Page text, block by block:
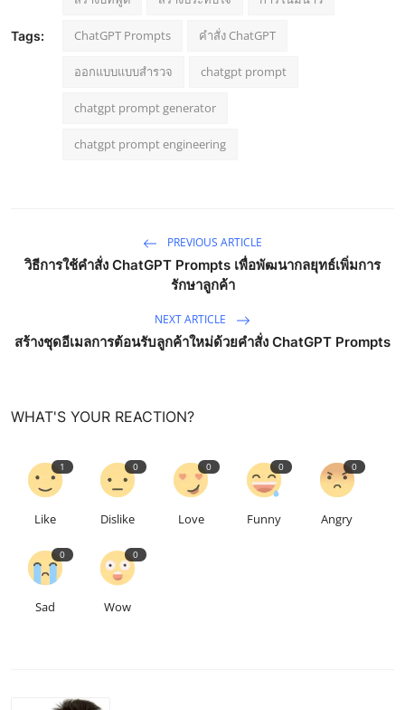
Tags: ChatGPT Prompts คำสั่ง ChatGPT
ออกแบบแบบสำรวจ chatgpt prompt
chatgpt prompt generator
chatgpt prompt engineering
PREVIOUS ARTICLE
วิธีการใช้คำสั่ง ChatGPT Prompts เพื่อพัฒนากลยุทธ์เพิ่มการ
รักษาลูกค้า
NEXT ARTICLE
สร้างชุดอีเมลการต้อนรับลูกค้าใหม่ด้วยคำสั่ง ChatGPT Prompts
WHAT'S YOUR REACTION?
1
Like
0
Dislike
0
Love
0
Funny
0
Angry
0
Sad
0
Wow